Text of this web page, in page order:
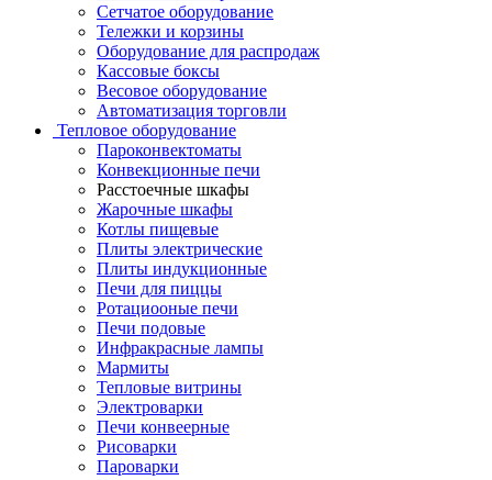
Сетчатое оборудование
Тележки и корзины
Оборудование для распродаж
Кассовые боксы
Весовое оборудование
Автоматизация торговли
Тепловое оборудование
Пароконвектоматы
Конвекционные печи
Расстоечные шкафы
Жарочные шкафы
Котлы пищевые
Плиты электрические
Плиты индукционные
Печи для пиццы
Ротациооные печи
Печи подовые
Инфракрасные лампы
Мармиты
Тепловые витрины
Электроварки
Печи конвеерные
Рисоварки
Пароварки